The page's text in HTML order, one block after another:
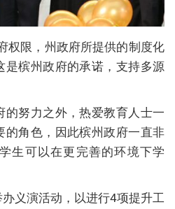
权限，州政府所提供的制度化
是槟州政府的承诺，支持多源
的努力之外，热爱教育人士一
的角色，因此槟州政府一直非
生可以在更完善的环境下学
义演活动，以进行4项提升工